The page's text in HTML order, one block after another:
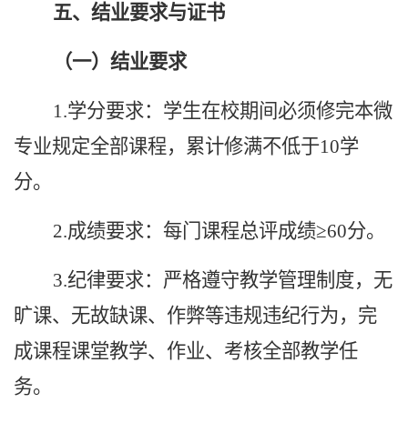
五、结业要求与证书
（一）结业要求
1.学分要求：学生在校期间必须修完本微
专业规定全部课程，累计修满不低于10学
分。
2.成绩要求：每门课程总评成绩≥60分。
3.纪律要求：严格遵守教学管理制度，无
旷课、无故缺课、作弊等违规违纪行为，完
成课程课堂教学、作业、考核全部教学任
务。